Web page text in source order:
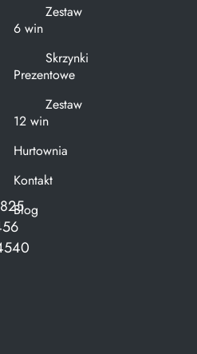
Zestaw
6 win
Skrzynki
Prezentowe
Zestaw
12 win
Hurtownia
Kontakt
Blog